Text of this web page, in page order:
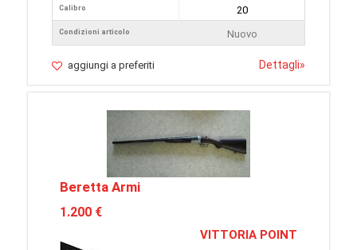
Calibro
Condizioni articolo
20
Nuovo
aggiungi a preferiti Dettagli»
Beretta Armi
1.200 €
VITTORIA POINT